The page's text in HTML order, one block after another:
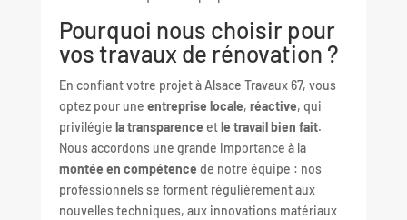
Pourquoi nous choisir pour
vos travaux de rénovation ?
En confiant votre projet à Alsace Travaux 67, vous
optez pour une entreprise locale, réactive, qui
privilégie la transparence etle travail bien fait.
Nous accordons une grande importance à la
montée en compétence de notre équipe : nos
professionnels se forment régulièrement aux
nouvelles techniques, aux innovations matériaux